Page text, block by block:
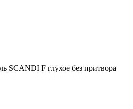
SCANDI F глухое без притвора